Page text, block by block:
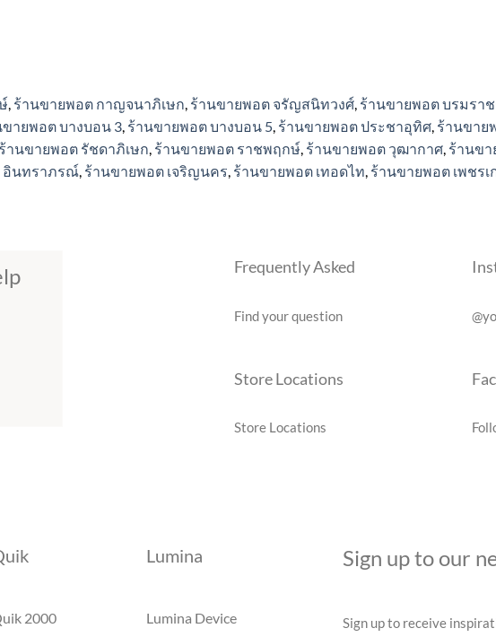
, ร้านขายพอต กาญจนาภิเษก, ร้านขายพอต จรัญสนิทวงศ์, ร้านขายพอต บรมรา
ายพอต บางบอน 3, ร้านขายพอต บางบอน 5, ร้านขายพอต ประชาอุทิศ, ร้านขาย
ร้านขายพอต รัชดาภิเษก, ร้านขายพอต ราชพฤกษ์, ร้านขายพอต วุฒากาศ, ร้านขา
อินทราภรณ์, ร้านขายพอต เจริญนคร, ร้านขายพอต เทอดไท, ร้านขายพอต เพชรเ
Frequently Asked
Find your question
Store Locations
Store Locations
2000
Lumina
Lumina Device
Sign up to our
Sign up to receive